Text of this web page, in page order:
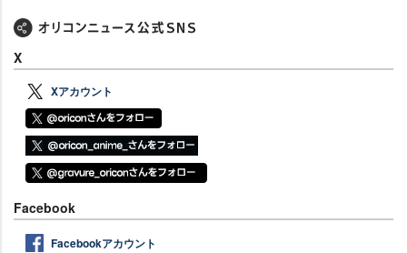
X
Xアカウント
Facebook
Facebookアカウント